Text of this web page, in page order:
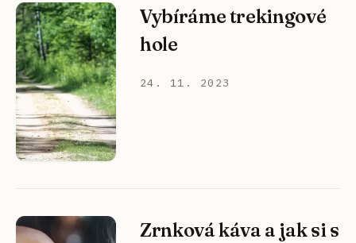
Vybíráme trekingové
hole
24. 11. 2023
Zrnková káva a jak si s